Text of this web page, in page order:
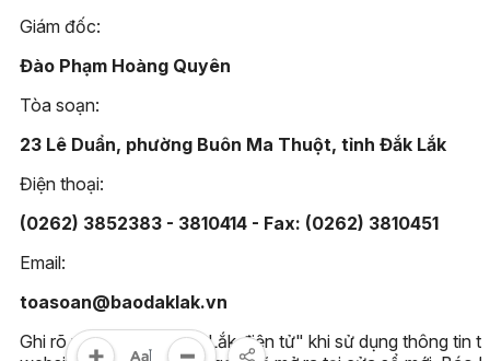
Giám đốc:
Đào Phạm Hoàng Quyên
Tòa soạn:
23 Lê Duẩn, phường Buôn Ma Thuột, tỉnh Đắk Lắk
Điện thoại:
(0262) 3852383 - 3810414 - Fax: (0262) 3810451
Email:
toasoan@baodaklak.vn
Ghi rõ nguồn "Báo Đắk Lắk điện tử" khi sử dụng thông tin